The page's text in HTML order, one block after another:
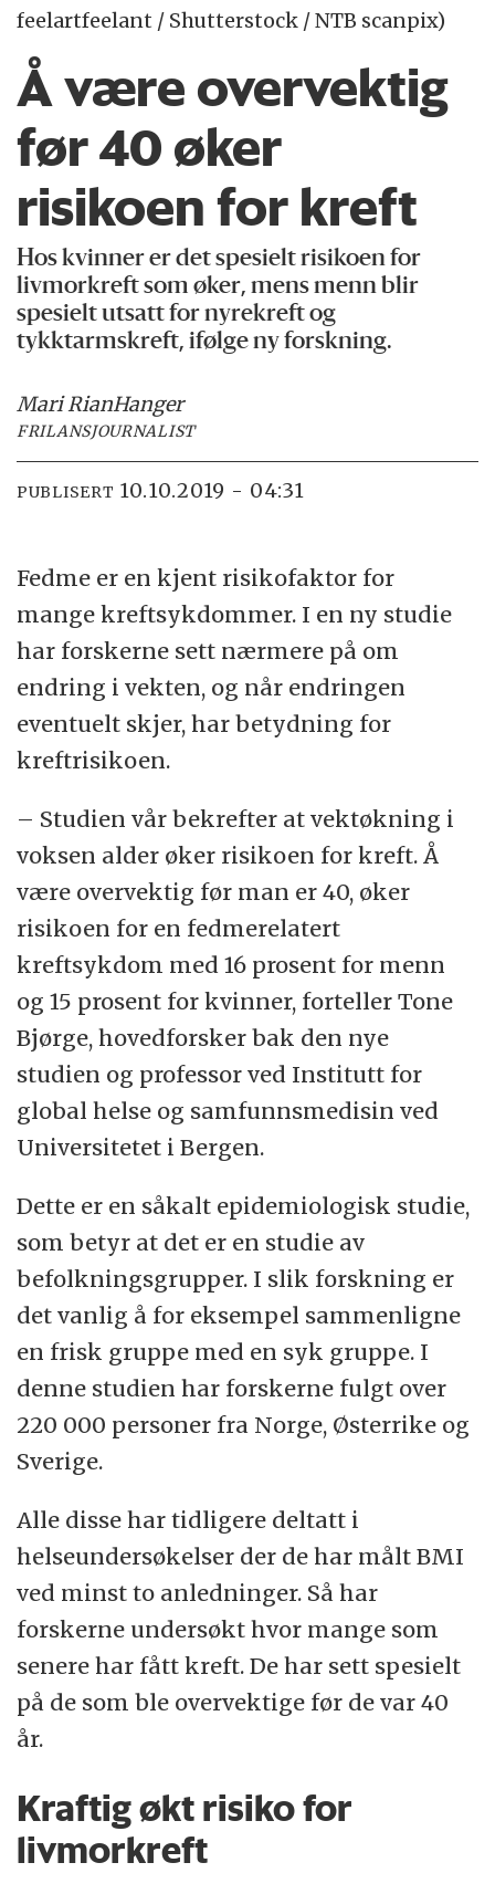
feelartfeelant / Shutterstock / NTB scanpix)
Å være overvektig
før 40 øker
risikoen for kreft
Hos kvinner er det spesielt risikoen for
livmorkreft som øker, mens menn blir
spesielt utsatt for nyrekreft og
tykktarmskreft, ifølge ny forskning.
Mari RianHanger
FRILANSJOURNALIST
PUBLISERT 10.10.2019 - 04:31
Fedme er en kjent risikofaktor for
mange kreftsykdommer. I en ny studie
har forskerne sett nærmere på om
endring i vekten, og når endringen
eventuelt skjer, har betydning for
kreftrisikoen.
– Studien vår bekrefter at vektøkning i
voksen alder øker risikoen for kreft. Å
være overvektig før man er 40, øker
risikoen for en fedmerelatert
kreftsykdom med 16 prosent for menn
og 15 prosent for kvinner, forteller Tone
Bjørge, hovedforsker bak den nye
studien og professor ved Institutt for
global helse og samfunnsmedisin ved
Universitetet i Bergen.
Dette er en såkalt epidemiologisk studie,
som betyr at det er en studie av
befolkningsgrupper. I slik forskning er
det vanlig å for eksempel sammenligne
en frisk gruppe med en syk gruppe. I
denne studien har forskerne fulgt over
220 000 personer fra Norge, Østerrike og
Sverige.
Alle disse har tidligere deltatt i
helseundersøkelser der de har målt BMI
ved minst to anledninger. Så har
forskerne undersøkt hvor mange som
senere har fått kreft. De har sett spesielt
på de som ble overvektige før de var 40
år.
Kraftig økt risiko for
livmorkreft